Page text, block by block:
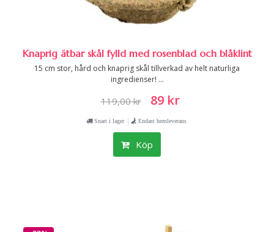
Knaprig ätbar skål fylld med rosenblad och blåklint
15 cm stor, hård och knaprig skål tillverkad av helt naturliga
ingredienser! ...
119,00 kr 89 kr
Snart i lager | Endast hemleverans
Köp